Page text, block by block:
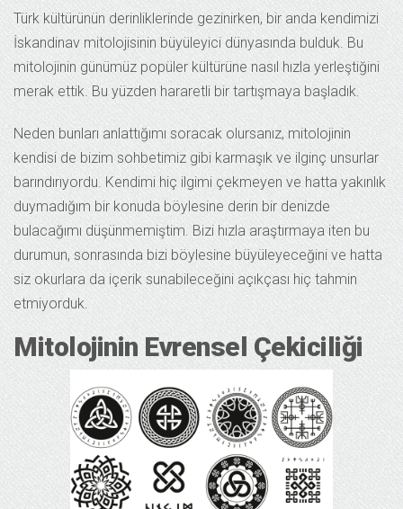
Türk kültürünün derinliklerinde gezinirken, bir anda kendimizi
İskandinav mitolojisinin büyüleyici dünyasında bulduk. Bu
mitolojinin günümüz popüler kültürüne nasıl hızla yerleştiğini
merak ettik. Bu yüzden hararetli bir tartışmaya başladık.
Neden bunları anlattığımı soracak olursanız, mitolojinin
kendisi de bizim sohbetimiz gibi karmaşık ve ilginç unsurlar
barındırıyordu. Kendimi hiç ilgimi çekmeyen ve hatta yakınlık
duymadığım bir konuda böylesine derin bir denizde
bulacağımı düşünmemiştim. Bizi hızla araştırmaya iten bu
durumun, sonrasında bizi böylesine büyüleyeceğini ve hatta
siz okurlara da içerik sunabileceğini açıkçası hiç tahmin
etmiyorduk.
Mitolojinin Evrensel Çekiciliği